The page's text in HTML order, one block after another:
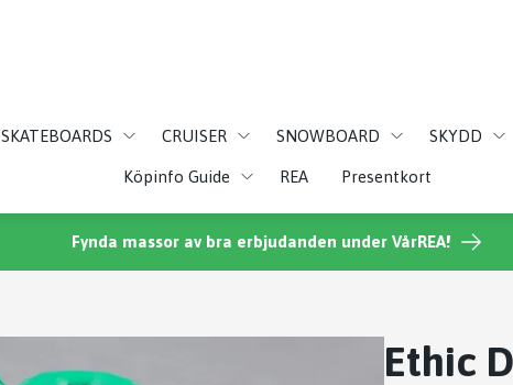
SKATEBOARDS CRUISER SNOWBOARD SKYDD
Köpinfo Guide REA Presentkort
Fynda massor av bra erbjudanden under VårREA!
Ethic